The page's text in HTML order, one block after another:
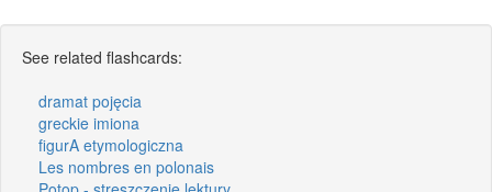
See related flashcards:
dramat pojęcia
greckie imiona
figurA etymologiczna
Les nombres en polonais